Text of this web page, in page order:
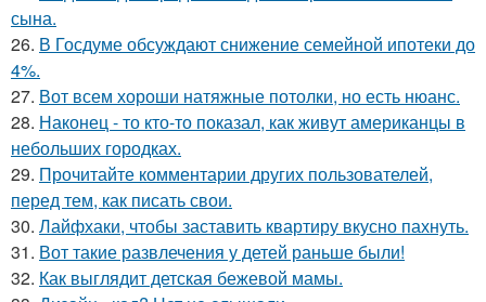
сына.
26. В Госдуме обсуждают снижение семейной ипотеки до
4%.
27. Вот всем хороши натяжные потолки, но есть нюанс.
28. Наконец - то кто-то показал, как живут американцы в
небольших городках.
29. Прочитайте комментарии других пользователей,
перед тем, как писать свои.
30. Лайфхаки, чтобы заставить квартиру вкусно пахнуть.
31. Вот такие развлечения у детей раньше были!
32. Как выглядит детская бежевой мамы.